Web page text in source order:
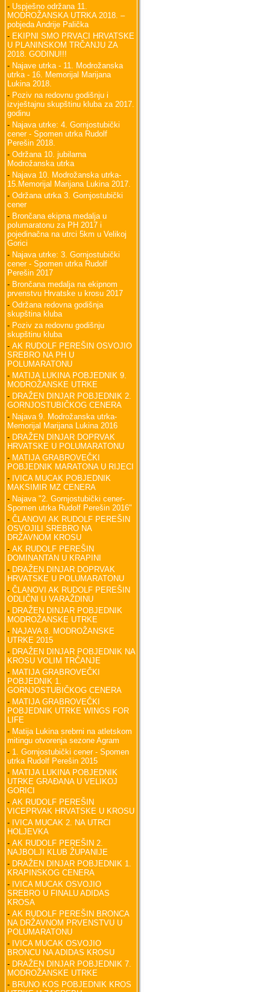
- Uspješno održana 11.
MODROŽANSKA UTRKA 2018. –
pobjeda Andrije Palička
- EKIPNI SMO PRVACI HRVATSKE
U PLANINSKOM TRČANJU ZA
2018. GODINU!!!
- Najave utrka - 11. Modrožanska
utrka - 16. Memorijal Marijana
Lukina 2018.
- Poziv na redovnu godišnju i
izvještajnu skupštinu kluba za 2017.
godinu
- Najava utrke: 4. Gornjostubički
cener - Spomen utrka Rudolf
Perešin 2018.
- Održana 10. jubilarna
Modrožanska utrka
- Najava 10. Modrožanska utrka-
15.Memorijal Marijana Lukina 2017.
- Održana utrka 3. Gornjostubički
cener
- Brončana ekipna medalja u
polumaratonu za PH 2017 i
pojedinačna na utrci 5km u Velikoj
Gorici
- Najava utrke: 3. Gornjostubički
cener - Spomen utrka Rudolf
Perešin 2017
- Brončana medalja na ekipnom
prvenstvu Hrvatske u krosu 2017
- Održana redovna godišnja
skupština kluba
- Poziv za redovnu godišnju
skupštinu kluba
- AK RUDOLF PEREŠIN OSVOJIO
SREBRO NA PH U
POLUMARATONU
- MATIJA LUKINA POBJEDNIK 9.
MODROŽANSKE UTRKE
- DRAŽEN DINJAR POBJEDNIK 2.
GORNJOSTUBIČKOG CENERA
- Najava 9. Modrožanska utrka-
Memorijal Marijana Lukina 2016
- DRAŽEN DINJAR DOPRVAK
HRVATSKE U POLUMARATONU
- MATIJA GRABROVEČKI
POBJEDNIK MARATONA U RIJECI
- IVICA MUCAK POBJEDNIK
MAKSIMIR MZ CENERA
- Najava "2. Gornjostubički cener-
Spomen utrka Rudolf Perešin 2016"
- ČLANOVI AK RUDOLF PEREŠIN
OSVOJILI SREBRO NA
DRŽAVNOM KROSU
- AK RUDOLF PEREŠIN
DOMINANTAN U KRAPINI
- DRAŽEN DINJAR DOPRVAK
HRVATSKE U POLUMARATONU
- ČLANOVI AK RUDOLF PEREŠIN
ODLIČNI U VARAŽDINU
- DRAŽEN DINJAR POBJEDNIK
MODROŽANSKE UTRKE
- NAJAVA 8. MODROŽANSKE
UTRKE 2015
- DRAŽEN DINJAR POBJEDNIK NA
KROSU VOLIM TRČANJE
- MATIJA GRABROVEČKI
POBJEDNIK 1.
GORNJOSTUBIČKOG CENERA
- MATIJA GRABROVEČKI
POBJEDNIK UTRKE WINGS FOR
LIFE
- Matija Lukina srebrni na atletskom
mitingu otvorenja sezone Agram
- 1. Gornjostubički cener - Spomen
utrka Rudolf Perešin 2015
- MATIJA LUKINA POBJEDNIK
UTRKE GRAĐANA U VELIKOJ
GORICI
- AK RUDOLF PEREŠIN
VICEPRVAK HRVATSKE U KROSU
- IVICA MUCAK 2. NA UTRCI
HOLJEVKA
- AK RUDOLF PEREŠIN 2.
NAJBOLJI KLUB ŽUPANIJE
- DRAŽEN DINJAR POBJEDNIK 1.
KRAPINSKOG CENERA
- IVICA MUCAK OSVOJIO
SREBRO U FINALU ADIDAS
KROSA
- AK RUDOLF PEREŠIN BRONCA
NA DRŽAVNOM PRVENSTVU U
POLUMARATONU
- IVICA MUCAK OSVOJIO
BRONCU NA ADIDAS KROSU
- DRAŽEN DINJAR POBJEDNIK 7.
MODROŽANSKE UTRKE
- BRUNO KOS POBJEDNIK KROS